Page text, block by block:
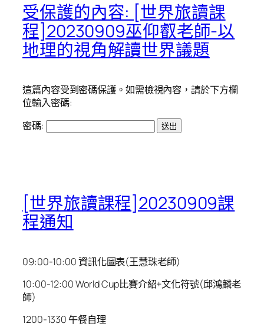
受保護的內容: [世界旅讀課
程]20230909巫仰叡老師-以
地理的視角解讀世界議題
這篇內容受到密碼保護。如需檢視內容，請於下方欄
位輸入密碼:
密碼:
[世界旅讀課程]20230909課
程通知
09:00-10:00 資訊化圖表(王慧珠老師)
10:00-12:00 World Cup比賽介紹+文化符號(邱鴻麟老
師)
1200-1330 午餐自理